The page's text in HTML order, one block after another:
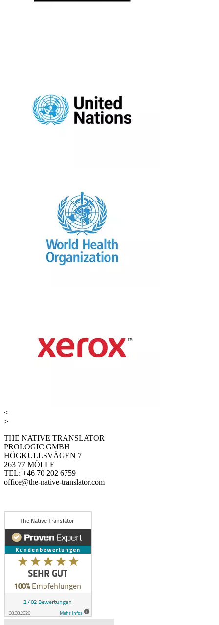
<
>
THE NATIVE TRANSLATOR
PROLOGIC GMBH
HÖGKULLSVÄGEN 7
263 77 MÖLLE
TEL: +46 70 202 6759
office@the-native-translator.com